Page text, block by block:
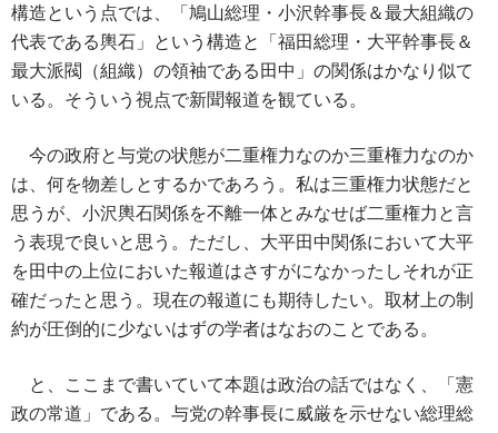
構造という点では、「鳩山総理・小沢幹事長＆最大組織の
代表である輿石」という構造と「福田総理・大平幹事長＆
最大派閥（組織）の領袖である田中」の関係はかなり似て
いる。そういう視点で新聞報道を観ている。
今の政府と与党の状態が二重権力なのか三重権力なのか
は、何を物差しとするかであろう。私は三重権力状態だと
思うが、小沢輿石関係を不離一体とみなせば二重権力と言
う表現で良いと思う。ただし、大平田中関係において大平
を田中の上位においた報道はさすがになかったしそれが正
確だったと思う。現在の報道にも期待したい。取材上の制
約が圧倒的に少ないはずの学者はなおのことである。
と、ここまで書いていて本題は政治の話ではなく、「憲
政の常道」である。与党の幹事長に威厳を示せない総理総